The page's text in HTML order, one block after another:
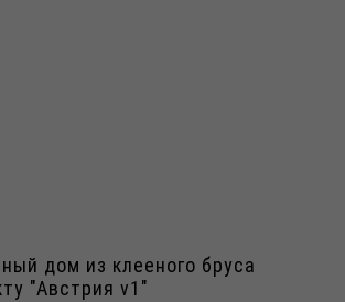
дом из клееного бруса
"Австрия v1"